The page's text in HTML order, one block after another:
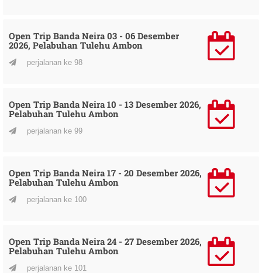
Open Trip Banda Neira 03 - 06 Desember
2026, Pelabuhan Tulehu Ambon
perjalanan ke 98
Open Trip Banda Neira 10 - 13 Desember 2026,
Pelabuhan Tulehu Ambon
perjalanan ke 99
Open Trip Banda Neira 17 - 20 Desember 2026,
Pelabuhan Tulehu Ambon
perjalanan ke 100
Open Trip Banda Neira 24 - 27 Desember 2026,
Pelabuhan Tulehu Ambon
perjalanan ke 101